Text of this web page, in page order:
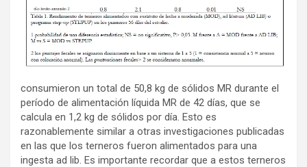
consumieron un total de 50,8 kg de sólidos MR durante el
período de alimentación líquida MR de 42 días, que se
calcula en 1,2 kg de sólidos por día. Esto es
razonablemente similar a otras investigaciones publicadas
en las que los terneros fueron alimentados para una
ingesta ad lib. Es importante recordar que a estos terneros